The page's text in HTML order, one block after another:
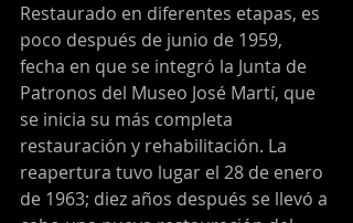
Restaurado en diferentes etapas, es
poco después de junio de 1959,
fecha en que se integró la Junta de
Patronos del Museo José Martí, que
se inicia su más completa
restauración y rehabilitación. La
reapertura tuvo lugar el 28 de enero
de 1963; diez años después se llevó a